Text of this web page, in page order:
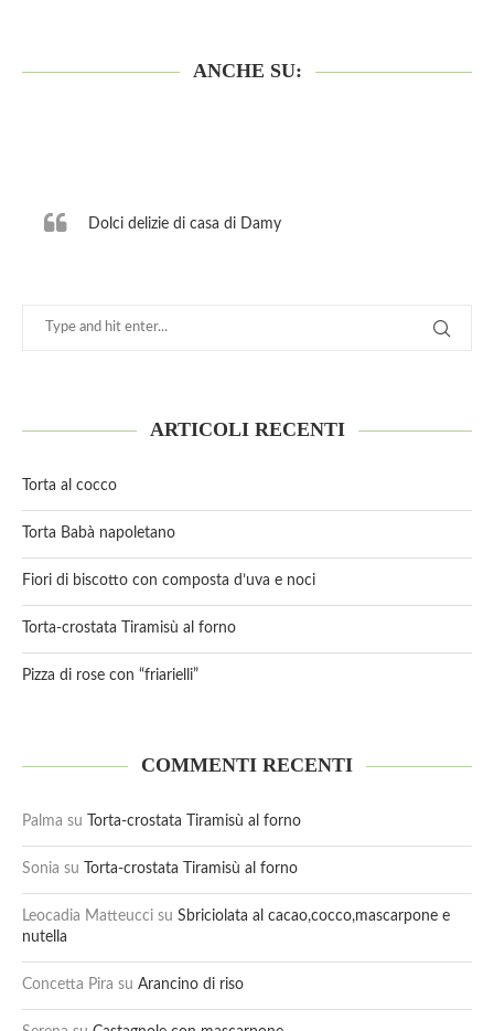
ANCHE SU:
Dolci delizie di casa di Damy
ARTICOLI RECENTI
Torta al cocco
Torta Babà napoletano
Fiori di biscotto con composta d’uva e noci
Torta-crostata Tiramisù al forno
Pizza di rose con “friarielli”
COMMENTI RECENTI
Palma su Torta-crostata Tiramisù al forno
Sonia su Torta-crostata Tiramisù al forno
Leocadia Matteucci su Sbriciolata al cacao,cocco,mascarpone e
nutella
Concetta Pira su Arancino di riso